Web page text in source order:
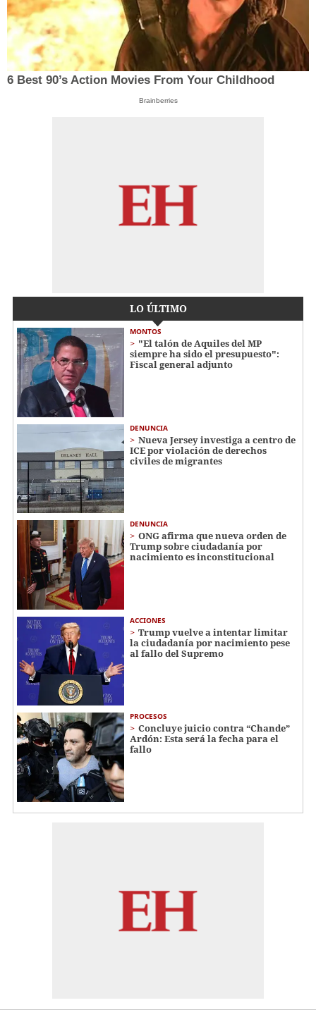
6 Best 90’s Action Movies From Your Childhood
Brainberries
LO ÚLTIMO
MONTOS
"El talón de Aquiles del MP
siempre ha sido el presupuesto":
Fiscal general adjunto
DENUNCIA
Nueva Jersey investiga a centro de
ICE por violación de derechos
civiles de migrantes
DENUNCIA
ONG afirma que nueva orden de
Trump sobre ciudadanía por
nacimiento es inconstitucional
ACCIONES
Trump vuelve a intentar limitar
la ciudadanía por nacimiento pese
al fallo del Supremo
PROCESOS
Concluye juicio contra “Chande”
Ardón: Esta será la fecha para el
fallo